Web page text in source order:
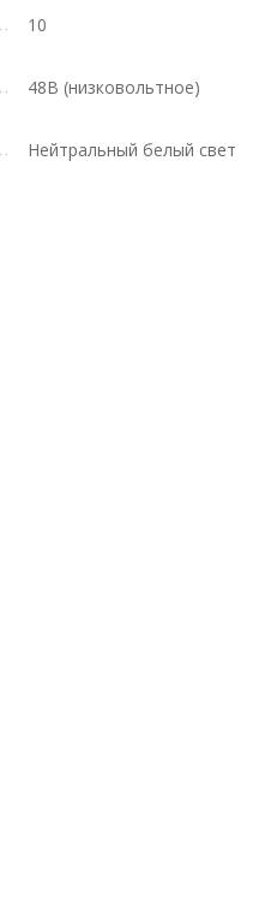
10
48В (низковольтное)
Нейтральный белый свет